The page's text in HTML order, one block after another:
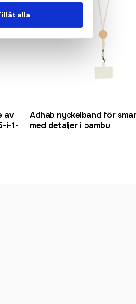
alla
av
i-1-
Adhab nyckelband för
med detaljer i bambu